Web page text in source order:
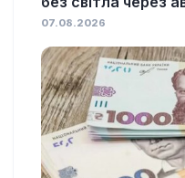
07.08.2026